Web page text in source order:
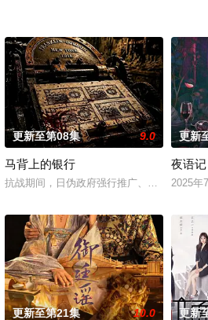
家女孩庞倩（苏晓彤 饰）与童年时因一场
更新至第08集 9.0
马背上的银行
抗战期间，日伪政府强行推广、使用由“中国
更新
夜语记
2025年
更新至第21集 10.0 更新